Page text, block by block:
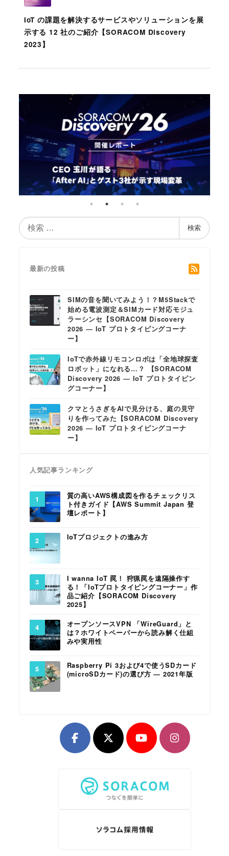
IoT の課題を解決するサービスやソリューションを展
示する 12 社のご紹介【SORACOM Discovery
2023】
検
索
検索
最新の投稿
SIMの音を聞いてみよう！？M5Stackで
始める電波測定＆SIMカード対応モジュ
ラーシンセ【SORACOM Discovery
2026 ― IoT プロトタイピングコーナ
ー】
IoTで赤外線リモコンロボは「全地球探査
ロボット」になれる…？ 【SORACOM
Discovery 2026 ― IoT プロトタイピン
グコーナー】
クマとうさぎをAIで見分ける、庭の見守
りを作ってみた【SORACOM Discovery
2026 ― IoT プロトタイピングコーナ
ー】
人気記事ランキング
質の高いAWS構成図を作るチェックリス
ト付きガイド【AWS Summit Japan 登
壇レポート】
IoTプロジェクトの進み方
I wanna IoT 罠！ 狩猟罠を遠隔操作す
る！「IoTプロトタイピングコーナー」作
品ご紹介【SORACOM Discovery
2025】
オープンソースVPN 「WireGuard」と
は？ホワイトペーパーから読み解く仕組
みや実用性
Raspberry Pi 3および4で使うSDカード
(microSDカード)の選び方 ― 2021年版